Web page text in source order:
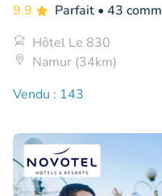
9.9 Parfait • 43
Hôtel Le 830
Namur (34km)
Vendu : 143